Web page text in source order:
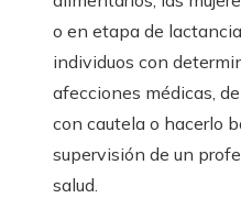
o en etapa de
individuos con
afecciones médicas,
con cautela o hacerlo
supervisión de un
salud.